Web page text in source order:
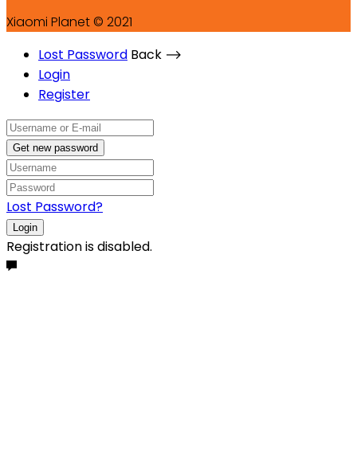
Xiaomi Planet © 2021
Lost Password Back ⟶
Login
Register
Get new password
Lost Password?
Login
Registration is disabled.